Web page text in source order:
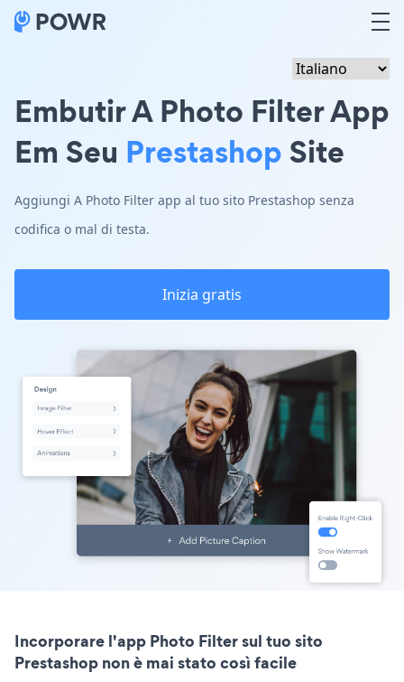
Embutir A Photo Filter App
Em Seu PrestashopSite
Aggiungi A Photo Filter app al tuo sito Prestashop senza
codifica o mal di testa.
Inizia gratis
Incorporare l'app Photo Filter sul tuo sito
Prestashop non è mai stato così facile